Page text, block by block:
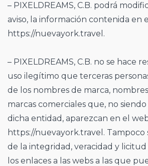
– PIXELDREAMS, C.B. podrá
aviso, la información contenida en
https://nuevayork.travel.
– PIXELDREAMS, C.B. no se hace
uso ilegítimo que terceras
de los nombres de marca,
marcas comerciales que, no
dicha entidad, aparezcan en el
https://nuevayork.travel. Tampoco
de la integridad, veracidad y
los enlaces a las webs a las que